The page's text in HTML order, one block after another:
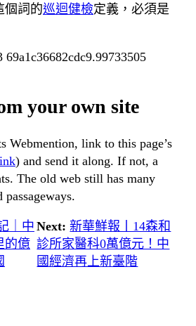
個詞的巡迴健檢定義，必須是
69a1c36682cdc9.99733505
your own site
Webmention, link to this page’s
) and send it along. If not, a
The old web still has many
passageways.
｜中
的億
Next: 新華鮮報丨14森和
診所家醫科0萬億元！中
國經濟再上新臺階